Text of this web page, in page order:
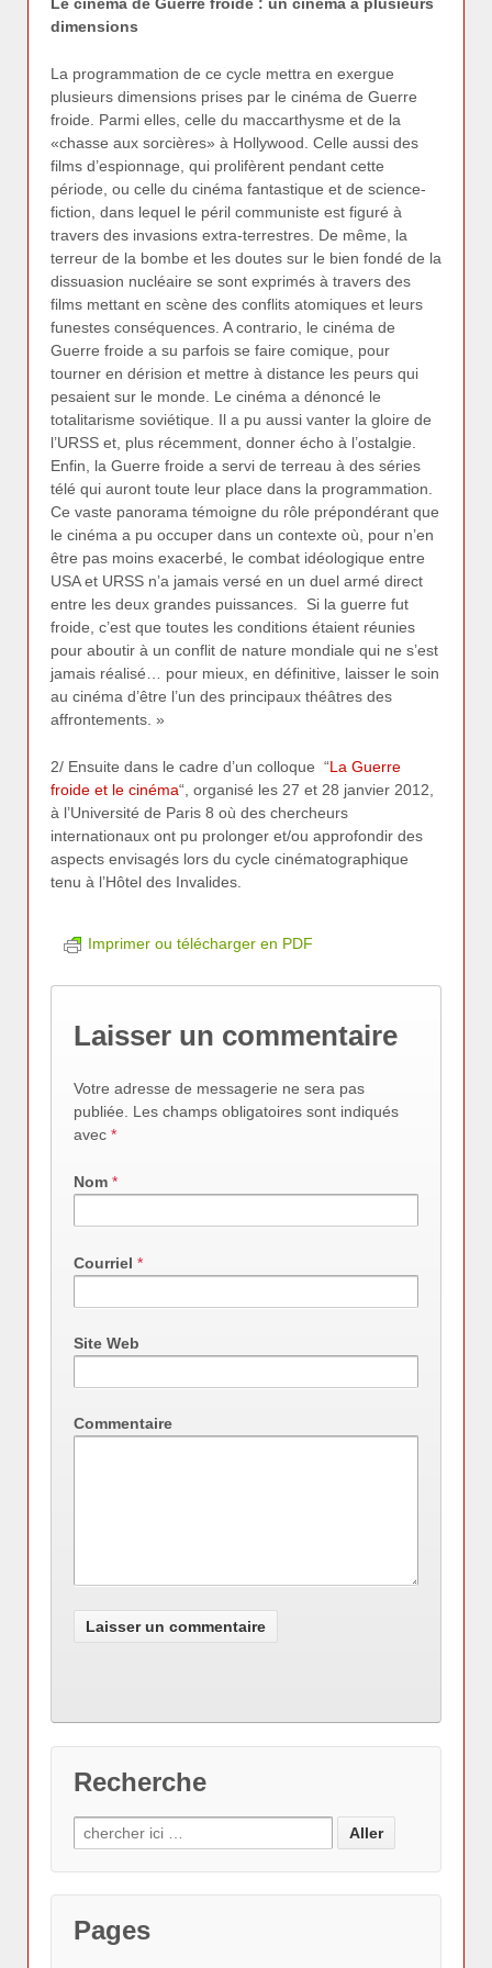
dimensions
La programmation de ce cycle mettra en exergue
plusieurs dimensions prises par le cinéma de Guerre
froide. Parmi elles, celle du maccarthysme et de la
«chasse aux sorcières» à Hollywood. Celle aussi des
films d’espionnage, qui prolifèrent pendant cette
période, ou celle du cinéma fantastique et de science-
fiction, dans lequel le péril communiste est figuré à
travers des invasions extra-terrestres. De même, la
terreur de la bombe et les doutes sur le bien fondé de la
dissuasion nucléaire se sont exprimés à travers des
films mettant en scène des conflits atomiques et leurs
funestes conséquences. A contrario, le cinéma de
Guerre froide a su parfois se faire comique, pour
tourner en dérision et mettre à distance les peurs qui
pesaient sur le monde. Le cinéma a dénoncé le
totalitarisme soviétique. Il a pu aussi vanter la gloire de
l’URSS et, plus récemment, donner écho à l’ostalgie.
Enfin, la Guerre froide a servi de terreau à des séries
télé qui auront toute leur place dans la programmation.
Ce vaste panorama témoigne du rôle prépondérant que
le cinéma a pu occuper dans un contexte où, pour n’en
être pas moins exacerbé, le combat idéologique entre
USA et URSS n’a jamais versé en un duel armé direct
entre les deux grandes puissances. Si la guerre fut
froide, c’est que toutes les conditions étaient réunies
pour aboutir à un conflit de nature mondiale qui ne s’est
jamais réalisé… pour mieux, en définitive, laisser le soin
au cinéma d’être l’un des principaux théâtres des
affrontements. »
2/ Ensuite dans le cadre d’un colloque “La Guerre
froide et le cinéma“, organisé les 27 et 28 janvier 2012,
à l’Université de Paris 8 où des chercheurs
internationaux ont pu prolonger et/ou approfondir des
aspects envisagés lors du cycle cinématographique
tenu à l’Hôtel des Invalides.
Imprimer ou télécharger en PDF
Laisser un commentaire
Votre adresse de messagerie ne sera pas
publiée. Les champs obligatoires sont indiqués
avec *
Nom *
Courriel *
Site Web
Commentaire
Recherche
Pages